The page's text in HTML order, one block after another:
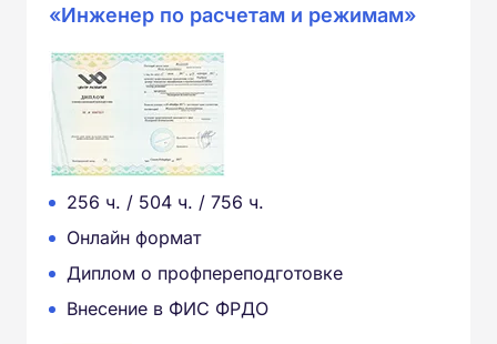
«Инженер по расчетам и режимам»
256 ч. / 504 ч. / 756 ч.
Онлайн формат
Диплом о профпереподготовке
Внесение в ФИС ФРДО